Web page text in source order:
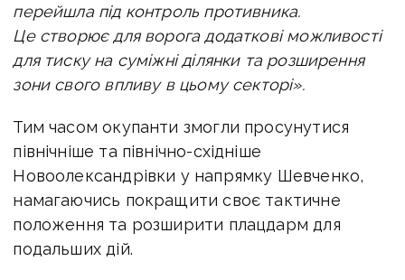
перейшла під контроль противника.
Це створює для ворога додаткові можливості
для тиску на суміжні ділянки та розширення
зони свого впливу в цьому секторі».
Тим часом окупанти змогли просунутися
північніше та північно-східніше
Новоолександрівки у напрямку Шевченко,
намагаючись покращити своє тактичне
положення та розширити плацдарм для
подальших дій.